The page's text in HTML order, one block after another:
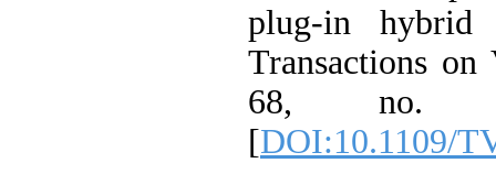
plug-in
Transactions
68, no.
[DOI:10.1109/